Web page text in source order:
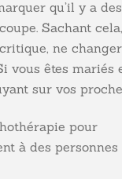
qu’il y a des
Sachant
ne
vous êtes mariés
sur vos
pour
à des personnes